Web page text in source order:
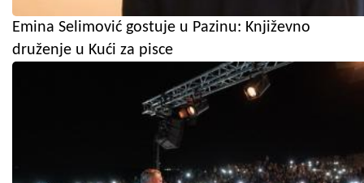
Emina Selimović gostuje u Pazinu: Književno
druženje u Kući za pisce